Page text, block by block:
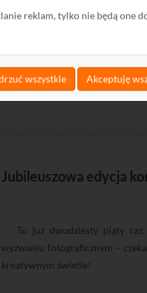
reklam, tylko nie będą one
wszystkie Akceptuję
Jubileuszowa edycja
To już dwudziesty piąty
wyzwaniu fotograficznym –
kreatywnym świetle!